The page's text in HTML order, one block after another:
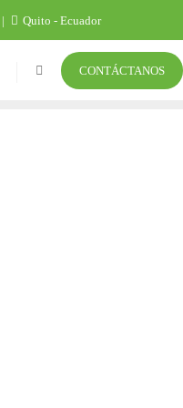
Quito - Ecuador
CONTÁCTANOS